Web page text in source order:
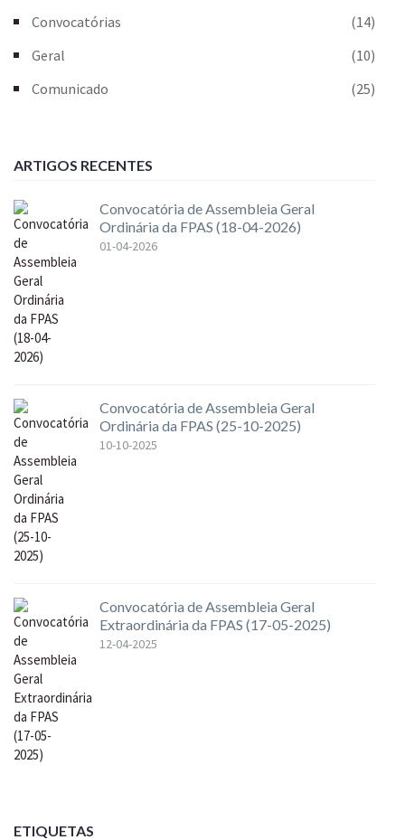
Convocatórias
(14)
Geral
(10)
Comunicado
(25)
ARTIGOS RECENTES
Convocatória de Assembleia Geral
Ordinária da FPAS (18-04-2026)
01-04-2026
Convocatória de Assembleia Geral
Ordinária da FPAS (25-10-2025)
10-10-2025
Convocatória de Assembleia Geral
Extraordinária da FPAS (17-05-2025)
12-04-2025
ETIQUETAS